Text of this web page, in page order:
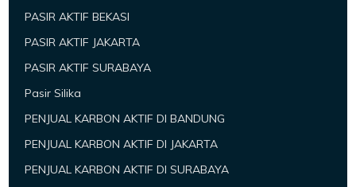
PASIR AKTIF BEKASI
PASIR AKTIF JAKARTA
PASIR AKTIF SURABAYA
Pasir Silika
PENJUAL KARBON AKTIF DI BANDUNG
PENJUAL KARBON AKTIF DI JAKARTA
PENJUAL KARBON AKTIF DI SURABAYA